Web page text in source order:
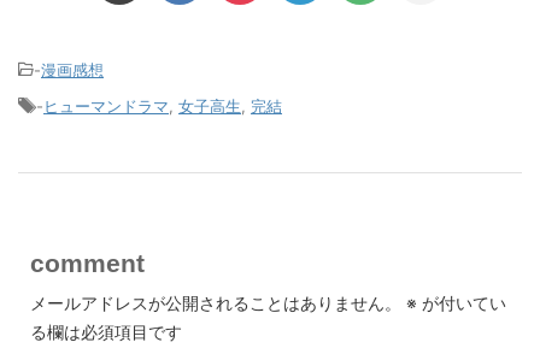
-漫画感想
-ヒューマンドラマ, 女子高生, 完結
comment
メールアドレスが公開されることはありません。 ※ が付いてい
る欄は必須項目です